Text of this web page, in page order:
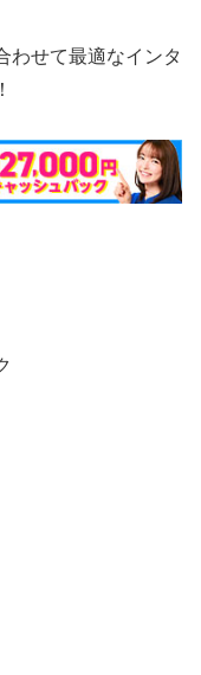
わせて最適なインタ